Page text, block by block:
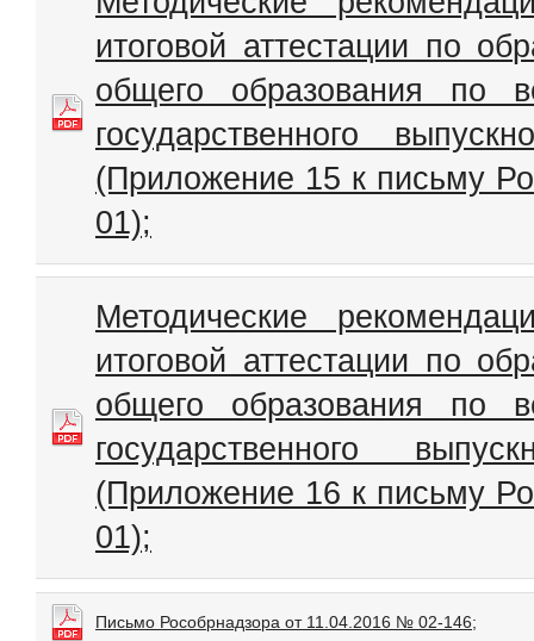
итоговой аттестации по
общего образования по
государственного
(Приложение 15 к письму
01);
Методические
итоговой аттестации по
общего образования по
государственного
(Приложение 16 к письму
01);
Письмо Рособрнадзора от 11.04.2016 № 02-146;